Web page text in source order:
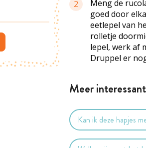
2
Meng de
goed door
eetlepel van
rolletje
lepel, werk af
Druppel er
Meer
Kan ik deze hapjes